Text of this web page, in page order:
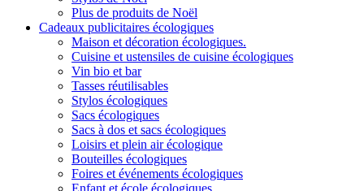
Plus de produits de Noël
Cadeaux publicitaires écologiques
Maison et décoration écologiques.
Cuisine et ustensiles de cuisine écologiques
Vin bio et bar
Tasses réutilisables
Stylos écologiques
Sacs écologiques
Sacs à dos et sacs écologiques
Loisirs et plein air écologique
Bouteilles écologiques
Foires et événements écologiques
Enfant et école écologiques